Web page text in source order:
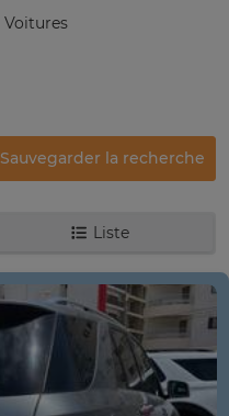
Voitures
Sauvegarder la recherche
Liste